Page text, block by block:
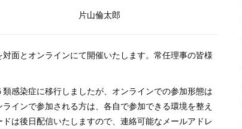
倫太郎
面とオンラインにて開催いたします。常任理事の皆様
感染症に移行しましたが、オンラインでの参加形態は
インで参加される方は、各自で参加できる環境を整え
は後日配信いたしますので、連絡可能なメールアドレ